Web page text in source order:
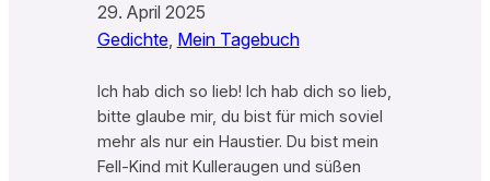
29. April 2025
Gedichte, Mein Tagebuch
Ich hab dich so lieb! Ich hab dich so lieb,
bitte glaube mir, du bist für mich soviel
mehr als nur ein Haustier. Du bist mein
Fell-Kind mit Kulleraugen und süßen